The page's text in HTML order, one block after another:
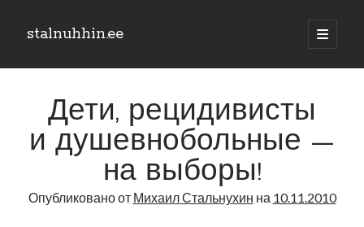
stalnuhhin.ee
отрыть
Боковая
панель
Поиск
В мире
Дети, рецидивисты
и душевнобольные —
на выборы!
Опубликовано от Михаил Стальнухин на 10.11.2010